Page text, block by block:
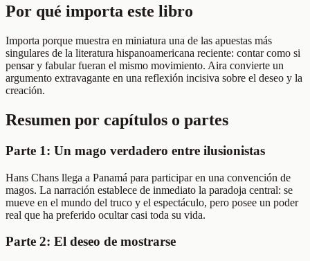
Por qué importa este libro
Importa porque muestra en miniatura una de las apuestas más
singulares de la literatura hispanoamericana reciente: contar como si
pensar y fabular fueran el mismo movimiento. Aira convierte un
argumento extravagante en una reflexión incisiva sobre el deseo y la
creación.
Resumen por capítulos o partes
Parte 1: Un mago verdadero entre ilusionistas
Hans Chans llega a Panamá para participar en una convención de
magos. La narración establece de inmediato la paradoja central: se
mueve en el mundo del truco y el espectáculo, pero posee un poder
real que ha preferido ocultar casi toda su vida.
Parte 2: El deseo de mostrarse